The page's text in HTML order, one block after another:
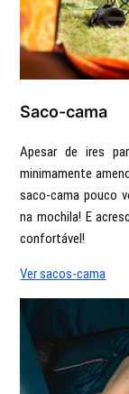
Saco-cama
Apesar de ires
minimamente
saco-cama pouco
na mochila! E
confortável!
Ver sacos-cama